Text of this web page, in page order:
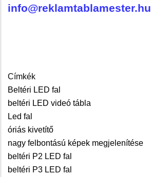
info@reklamtablamester.hu
Címkék
Beltéri LED fal
beltéri LED videó tábla
Led fal
óriás kivetítő
nagy felbontású képek megjelenítése
beltéri P2 LED fal
beltéri P3 LED fal